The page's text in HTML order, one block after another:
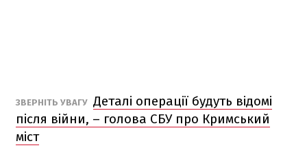
ЗВЕРНІТЬ УВАГУ Деталі операції будуть відомі
після війни, – голова СБУ про Кримський
міст